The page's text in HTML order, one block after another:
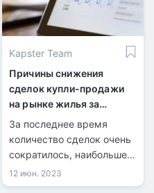
30 973 по квартирам в
многоквартирных домах.
Kapster Team
Причины снижения
сделок купли-продажи
на рынке жилья за
последний месяц
За последнее время
количество сделок очень
сократилось, наибольшее
снижение заметили в
Алматы и Астане. Первое
12 июн. 2023